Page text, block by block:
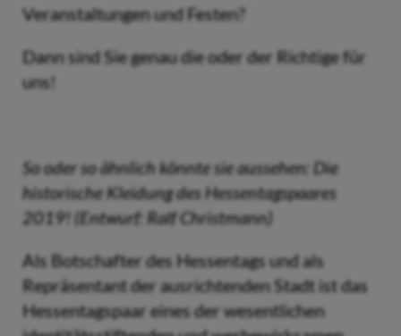
Veranstaltungen und Festen?
Dann sind Sie genau die oder der Richtige für
uns!
So oder so ähnlich könnte sie aussehen: Die
historische Kleidung des Hessentagspaares
2019!(Entwurf: Ralf Christmann)
Als Botschafter des Hessentags und als
Repräsentant der ausrichtenden Stadt ist das
Hessentagspaar eines der wesentlichen